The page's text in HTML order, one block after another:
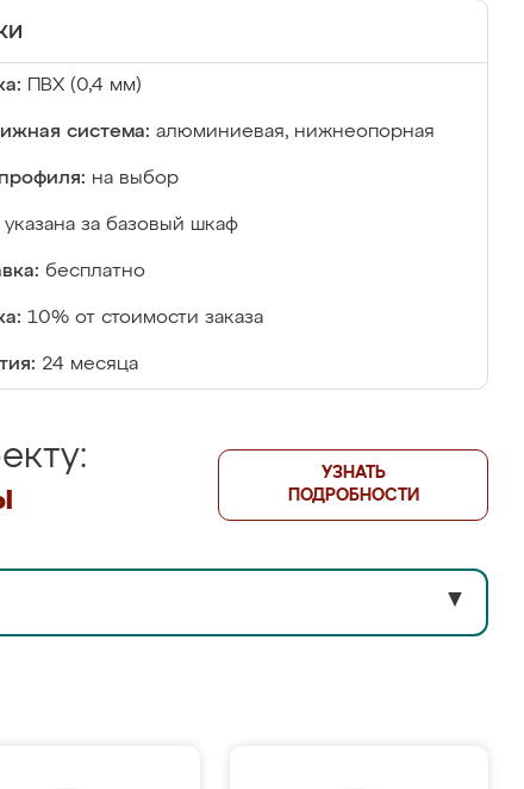
ПВХ (0,4 мм)
система: алюминиевая, нижнеопорная
на выбор
указана за базовый шкаф
бесплатно
10% от стоимости заказа
24 месяца
УЗНАТЬ
ПОДРОБНОСТИ
▼